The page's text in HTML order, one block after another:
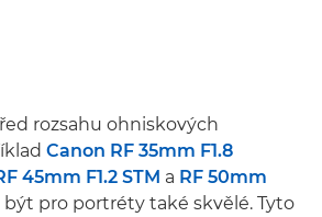
rozsahu ohniskových
Canon RF 35mm F1.8
45mm F1.2 STM a RF 50mm
být pro portréty také skvělé. Tyto